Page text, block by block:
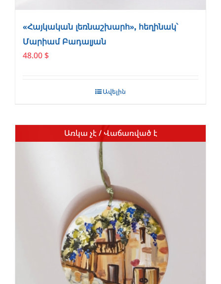
«Հայկական լեռնաշխարհ», հեղինակ՝
Մարիամ Բադալյան
48.00 $
Ավելին
Առկա չէ / Վաճառված է